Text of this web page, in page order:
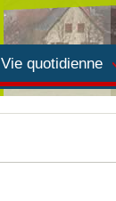
Vie quotidienne